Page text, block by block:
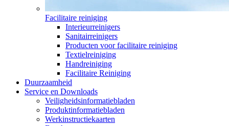
Facilitaire reiniging
Interieurreinigers
Sanitairreinigers
Producten voor facilitaire reiniging
Textielreiniging
Handreiniging
Facilitaire Reiniging
Duurzaamheid
Service en Downloads
Veiligheidsinformatiebladen
Produktinformatiebladen
Werkinstructiekaarten